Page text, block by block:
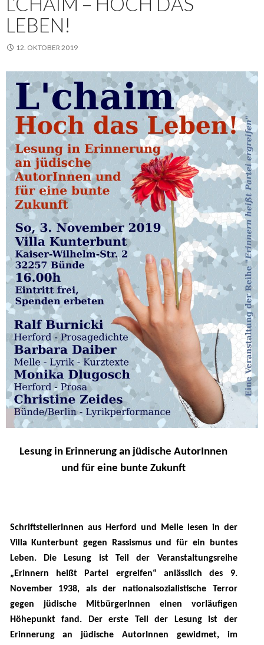
LEBEN!
12. OKTOBER 2019
Lesung in Erinnerung an jüdische AutorInnen
und für eine bunte Zukunft
SchriftstellerInnen aus Herford und Melle lesen in der
Villa Kunterbunt gegen Rassismus und für ein buntes
Leben. Die Lesung ist Teil der Veranstaltungsreihe
„Erinnern heißt Partei ergreifen“ anlässlich des 9.
November 1938, als der nationalsozialistische Terror
gegen jüdische MitbürgerInnen einen vorläufigen
Höhepunkt fand. Der erste Teil der Lesung ist der
Erinnerung an jüdische AutorInnen gewidmet, im